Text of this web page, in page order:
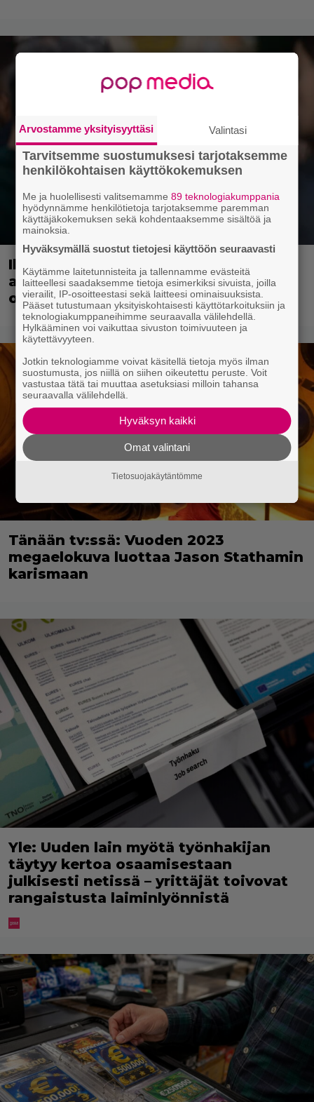
Illalla tv:ssä: Suomi-komediaa
arvostetaan myös maailmalla – nyt ei
ole luvassa kevyt reissu!
Tänään tv:ssä: Vuoden 2023
megaelokuva luottaa Jason Stathamin
karismaan
Yle: Uuden lain myötä työnhakijan
täytyy kertoa osaamisestaan
julkisesti netissä – yrittäjät toivovat
rangaistusta laiminlyönnistä
Arvostamme yksityisyyttäsi Valintasi
Tarvitsemme suostumuksesi tarjotaksemme
henkilökohtaisen käyttökokemuksen
Me ja huolellisesti valitsemamme89 teknologiakumppania
hyödynnämme henkilötietoja tarjotaksemme paremman
käyttäjäkokemuksen sekä kohdentaaksemme sisältöä ja
mainoksia.
Hyväksymällä suostut tietojesi käyttöön seuraavasti
Käytämme laitetunnisteita ja tallennamme evästeitä
laitteellesi saadaksemme tietoja esimerkiksi sivuista, joilla
vierailit, IP-osoitteestasi sekä laitteesi ominaisuuksista.
Pääset tutustumaan yksityiskohtaisesti käyttötarkoituksiin ja
teknologiakumppaneihimme seuraavalla välilehdellä.
Hylkääminen voi vaikuttaa sivuston toimivuuteen ja
käytettävyyteen.
Jotkin teknologiamme voivat käsitellä tietoja myös ilman
suostumusta, jos niillä on siihen oikeutettu peruste. Voit
vastustaa tätä tai muuttaa asetuksiasi milloin tahansa
seuraavalla välilehdellä.
Hyväksyn kaikki
Omat valintani
Tietosuojakäytäntömme